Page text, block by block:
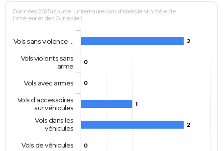
Données 2025 (source : Linternaute.com d'après le Ministère de
l'Intérieur et des Outre-Mer)
2
0
0
1
2
0
Vols sans violence …
Vols violents sans
arme
Vols avec armes
Vols d'accessoires
sur véhicules
Vols dans les
véhicules
Vols de véhicules